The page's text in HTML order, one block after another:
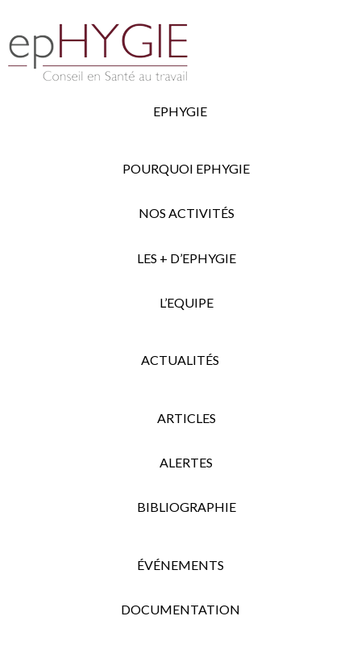
EPHYGIE
POURQUOI EPHYGIE
NOS ACTIVITÉS
LES + D’EPHYGIE
L’EQUIPE
ACTUALITÉS
ARTICLES
ALERTES
BIBLIOGRAPHIE
ÉVÉNEMENTS
DOCUMENTATION